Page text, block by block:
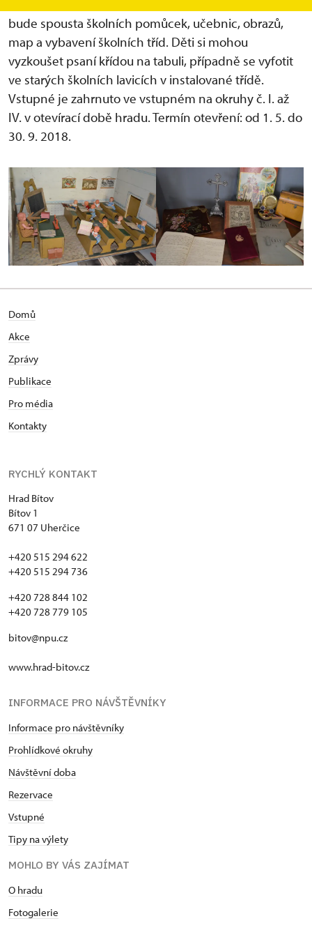
věnovaná také roku 1918 a vlastenectví. K vidění
bude spousta školních pomůcek, učebnic, obrazů,
map a vybavení školních tříd. Děti si mohou
vyzkoušet psaní křídou na tabuli, případně se vyfotit
ve starých školních lavicích v instalované třídě.
Vstupné je zahrnuto ve vstupném na okruhy č. I. až
IV. v otevírací době hradu. Termín otevření: od 1. 5. do
30. 9. 2018.
Domů
Akce
Zprávy
Publikace
Pro média
Kontakty
RYCHLÝ KONTAKT
Hrad Bítov
Bítov 1
671 07 Uherčice
+420 515 294 622
+420 515 294 736
+420 728 844 102
+420 728 779 105
bitov@npu.cz
www.hrad-bitov.cz
INFORMACE PRO NÁVŠTĚVNÍKY
Informace pro návštěvníky
Prohlídkové okruhy
Návštěvní doba
Rezervace
Vstupné
Tipy na výlety
MOHLO BY VÁS ZAJÍMAT
O hradu
Fotogalerie